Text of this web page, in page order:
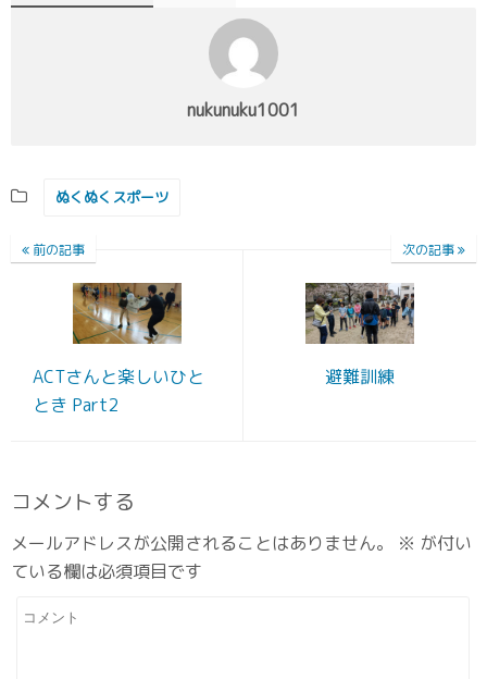
nukunuku1001
ぬくぬくスポーツ
前の記事
ACTさんと楽しいひと
とき Part2
次の記事
避難訓練
コメントする
メールアドレスが公開されることはありません。 ※ が付い
ている欄は必須項目です